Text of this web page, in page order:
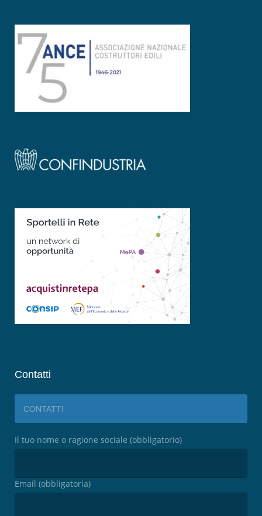
Contatti
CONTATTI
Il tuo nome o ragione sociale (obbligatorio)
Email (obbligatoria)